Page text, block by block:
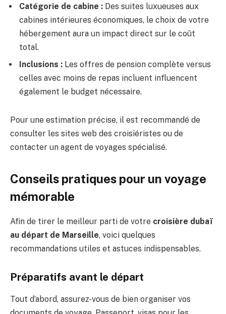
Catégorie de cabine : Des suites luxueuses aux
cabines intérieures économiques, le choix de votre
hébergement aura un impact direct sur le coût
total.
Inclusions : Les offres de pension complète versus
celles avec moins de repas incluent influencent
également le budget nécessaire.
Pour une estimation précise, il est recommandé de
consulter les sites web des croisiéristes ou de
contacter un agent de voyages spécialisé.
Conseils pratiques pour un voyage
mémorable
Afin de tirer le meilleur parti de votre croisière dubaï
au départ de Marseille, voici quelques
recommandations utiles et astuces indispensables.
Préparatifs avant le départ
Tout d’abord, assurez-vous de bien organiser vos